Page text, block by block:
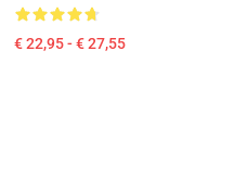
€ 22,95 - € 27,55